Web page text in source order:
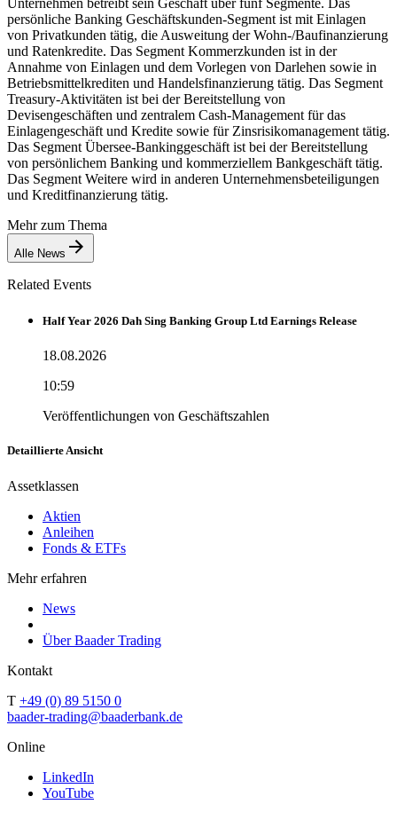
persönliche Banking Geschäftskunden-Segment ist mit Einlagen
von Privatkunden tätig, die Ausweitung der Wohn-/Baufinanzierung
und Ratenkredite. Das Segment Kommerzkunden ist in der
Annahme von Einlagen und dem Vorlegen von Darlehen sowie in
Betriebsmittelkrediten und Handelsfinanzierung tätig. Das Segment
Treasury-Aktivitäten ist bei der Bereitstellung von
Devisengeschäften und zentralem Cash-Management für das
Einlagengeschäft und Kredite sowie für Zinsrisikomanagement tätig.
Das Segment Übersee-Bankinggeschäft ist bei der Bereitstellung
von persönlichem Banking und kommerziellem Bankgeschäft tätig.
Das Segment Weitere wird in anderen Unternehmensbeteiligungen
und Kreditfinanzierung tätig.
Mehr zum Thema
Alle News
Related Events
Half Year 2026 Dah Sing Banking Group Ltd Earnings Release
18.08.2026
10:59
Veröffentlichungen von Geschäftszahlen
Detaillierte Ansicht
Assetklassen
Aktien
Anleihen
Fonds & ETFs
Mehr erfahren
News
Über Baader Trading
Kontakt
T +49 (0) 89 5150 0
baader-trading@baaderbank.de
Online
LinkedIn
YouTube